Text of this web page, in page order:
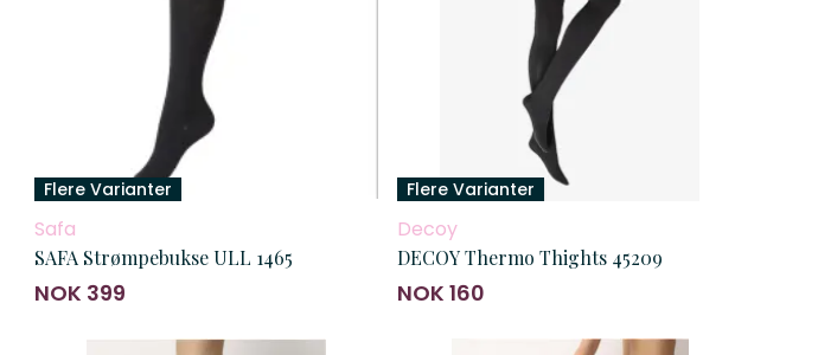
Flere Varianter
Safa
SAFA Strømpebukse ULL 1465
NOK 399
Flere Varianter
Decoy
DECOY Thermo Thights 45209
NOK 160